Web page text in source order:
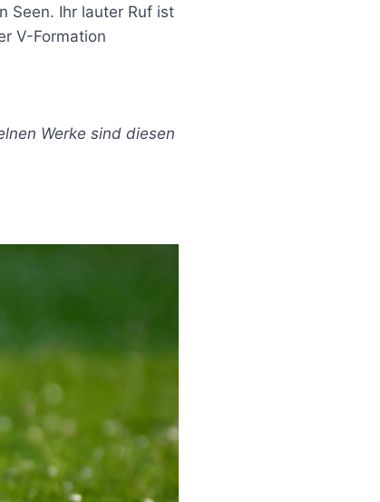
Seen. Ihr lauter Ruf ist
V-Formation
Werke sind diesen